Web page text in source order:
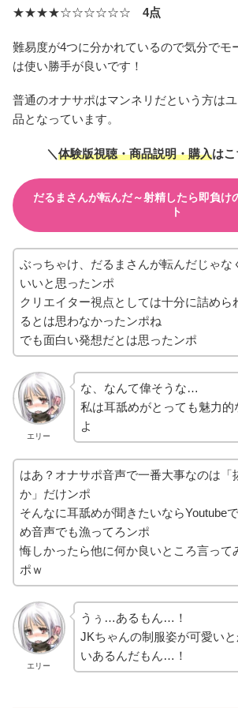
★★★★☆☆☆☆☆☆ 4点
難易度が4つに分かれているので気分でモ
は使い勝手が良いです！
普通のオナサポはマンネリだという方は
品となっています。
＼体験版視聴・商品説明・購入は
だるまさんが転んだ～射精したら即負け
ト
ぶっちゃけ、だるまさんが転んだじゃな
いいと思ったンポ
クリエイター視点としては十分に詰めら
るとは思わなかったンポね
でも面白い発想だとは思ったンポ
エリー
な、なんて偉そうな…
私は耳舐めがとっても魅力的
よ
はあ？オナサポ音声で一番大事なのは「
か」だけンポ
そんなに耳舐めが聞きたいならYoutube
め音声でも漁ってろンポ
悔しかったら他に何か良いところ言って
ポｗ
エリー
うぅ…あるもん…！
JKちゃんの制服姿が可愛い
いあるんだもん…！